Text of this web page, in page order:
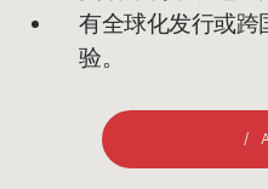
有全球化发行或跨
验。